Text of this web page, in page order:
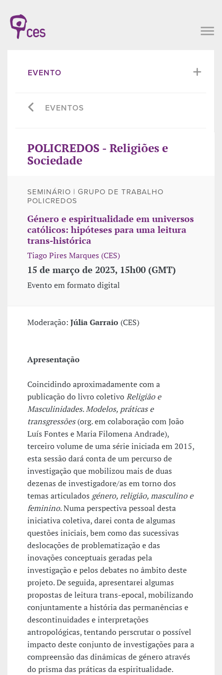
EVENTO
EVENTOS
POLICREDOS - Religiões e
Sociedade
SEMINÁRIO | GRUPO DE TRABALHO
POLICREDOS
Género e espiritualidade em universos
católicos: hipóteses para uma leitura
trans-histórica
Tiago Pires Marques (CES)
15 de março de 2023, 15h00 (GMT)
Evento em formato digital
Moderação: Júlia Garraio (CES)
Apresentação
Coincidindo aproximadamente com a
publicação do livro coletivoReligião e
Masculinidades. Modelos, práticas e
transgressões(org. em colaboração com João
Luís Fontes e Maria Filomena Andrade),
terceiro volume de uma série iniciada em 2015,
esta sessão dará conta de um percurso de
investigação que mobilizou mais de duas
dezenas de investigadore/as em torno dos
temas articulados género, religião, masculino e
feminino. Numa perspectiva pessoal desta
iniciativa coletiva, darei conta de algumas
questões iniciais, bem como das sucessivas
deslocações de problematização e das
inovações conceptuais geradas pela
investigação e pelos debates no âmbito deste
projeto. De seguida, apresentarei algumas
propostas de leitura trans-epocal, mobilizando
conjuntamente a história das permanências e
descontinuidades e interpretações
antropológicas, tentando perscrutar o possível
impacto deste conjunto de investigações para a
compreensão das dinâmicas de género através
do prisma das práticas da espiritualidade.